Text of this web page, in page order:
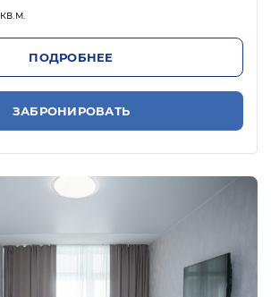
кв.м.
ПОДРОБНЕЕ
ЗАБРОНИРОВАТЬ